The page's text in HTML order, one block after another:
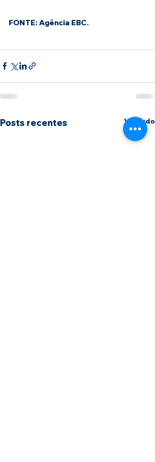
FONTE: Agência EBC.
Posts recentes Ver tudo